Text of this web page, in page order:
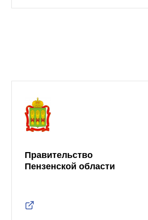
Правительство
Пензенской области